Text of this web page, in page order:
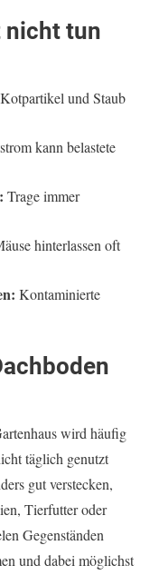
nicht tun
und Staub
kann belastete
Trage immer
hinterlassen oft
Kontaminierte
wird häufig
täglich genutzt
gut verstecken,
Tierfutter oder
Gegenständen
und dabei möglichst